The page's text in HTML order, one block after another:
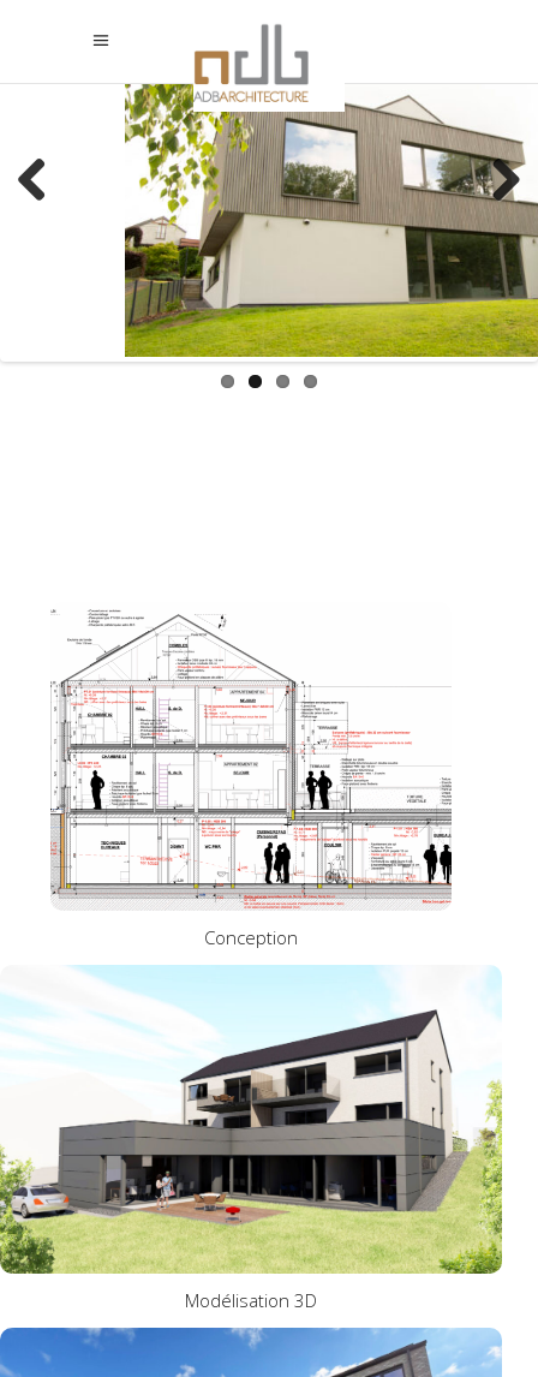
2D
Conception
RÉALISATION 3D
Modélisation 3D